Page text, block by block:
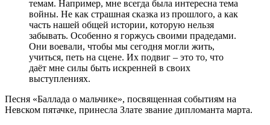
темам. Например, мне всегда была интересна тема
войны. Не как страшная сказка из прошлого, а как
часть нашей общей истории, которую нельзя
забывать. Особенно я горжусь своими прадедами.
Они воевали, чтобы мы сегодня могли жить,
учиться, петь на сцене. Их подвиг – это то, что
даёт мне силы быть искренней в своих
выступлениях.
Песня «Баллада о мальчике», посвященная событиям на
Невском пятачке, принесла Злате звание дипломанта марта.